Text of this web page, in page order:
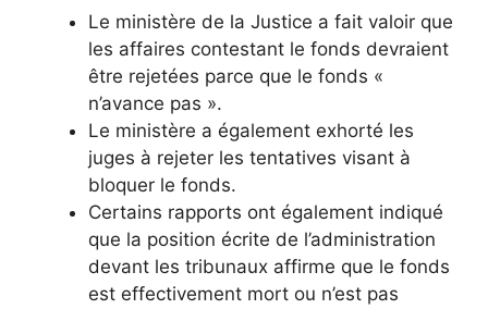
Le ministère de la Justice a fait valoir que
les affaires contestant le fonds devraient
être rejetées parce que le fonds «
n’avance pas ».
Le ministère a également exhorté les
juges à rejeter les tentatives visant à
bloquer le fonds.
Certains rapports ont également indiqué
que la position écrite de l’administration
devant les tribunaux affirme que le fonds
est effectivement mort ou n’est pas